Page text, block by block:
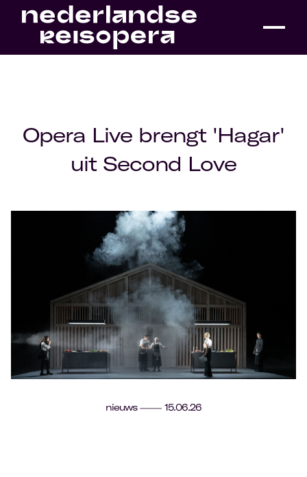
Opera Live brengt 'Hagar'
uit Second Love
nieuws 15.06.26